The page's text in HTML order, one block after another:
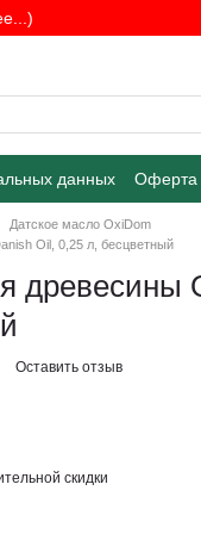
данных Оферта
Датское масло OxiDom
Oil, 0,25 л, бесцветный
древесины
Оставить отзыв
скидки